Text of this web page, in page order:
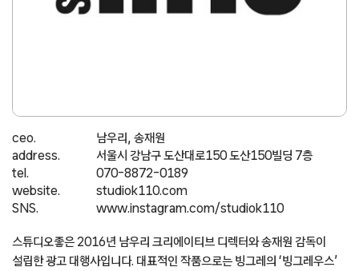
ceo.
남우리, 송재원
address.
서울시 강남구 도산대로150 도산150빌딩 7층
tel.
070-8872-0189
website.
studiok110.com
SNS.
www.instagram.com/studiok110
스튜디오좋은 2016년 남우리 크리에이티브 디렉터와 송재원 감독이
설립한 광고 대행사입니다. 대표적인 작품으로는 빙그레의 ‘빙그레우스’